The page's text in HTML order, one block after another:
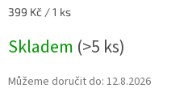
Měrná
399 Kč / 1 ks
Skladem (>5 ks)
Můžeme doručit do: 12.8.2026